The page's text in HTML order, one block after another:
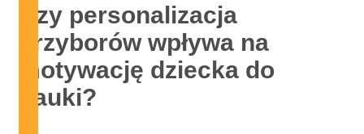
Czy personalizacja
przyborów wpływa na
motywację dziecka do
nauki?